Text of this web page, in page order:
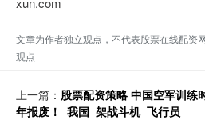
文章为作者独立观点，不代表股票在线配资
观点
上一篇： 股票配资策略 中国空军训练
年报废！_我国_架战斗机_飞行员